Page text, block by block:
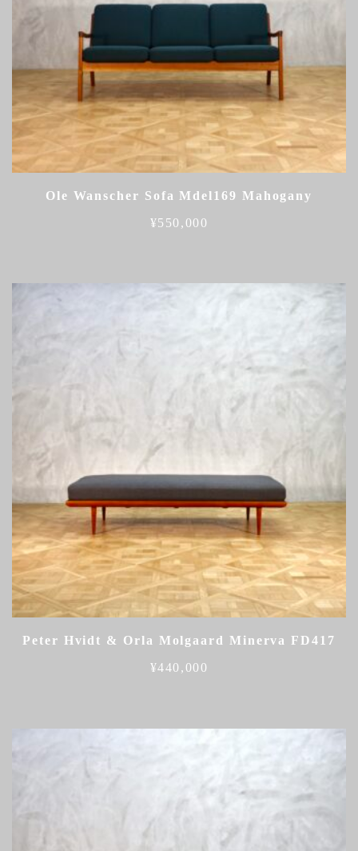
Ole Wanscher Sofa Mdel169 Mahogany
¥550,000
Peter Hvidt & Orla Molgaard Minerva FD417
¥440,000